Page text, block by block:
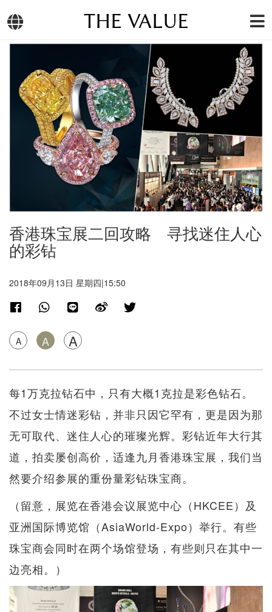
THE VALUE
香港珠宝展二回攻略 寻找迷住人心
的彩钻
2018年09月13日 星期四|15:50
A A A
每1万克拉钻石中，只有大概1克拉是彩色钻石。
不过女士情迷彩钻，并非只因它罕有，更是因为那
无可取代、迷住人心的璀璨光辉。彩钻近年大行其
道，拍卖屡创高价，适逢九月香港珠宝展，我们当
然要介绍参展的重份量彩钻珠宝商。
（留意，展览在香港会议展览中心（HKCEE）及
亚洲国际博览馆（AsiaWorld-Expo）举行。有些
珠宝商会同时在两个场馆登场，有些则只在其中一
边亮相。）